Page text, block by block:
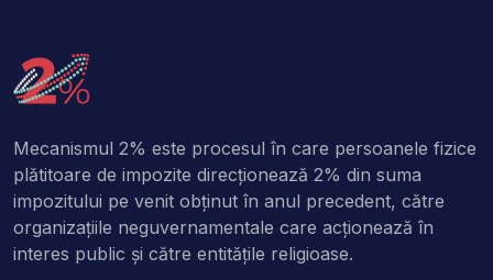
Mecanismul 2% este procesul în care persoanele fizice
plătitoare de impozite direcţionează 2% din suma
impozitului pe venit obţinut în anul precedent, către
organizaţiile neguvernamentale care acţionează în
interes public şi către entitățile religioase.